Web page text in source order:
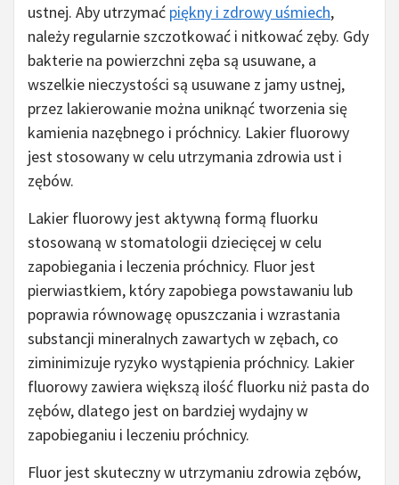
ustnej. Aby utrzymać piękny i zdrowy uśmiech,
należy regularnie szczotkować i nitkować zęby. Gdy
bakterie na powierzchni zęba są usuwane, a
wszelkie nieczystości są usuwane z jamy ustnej,
przez lakierowanie można uniknąć tworzenia się
kamienia nazębnego i próchnicy. Lakier fluorowy
jest stosowany w celu utrzymania zdrowia ust i
zębów.
Lakier fluorowy jest aktywną formą fluorku
stosowaną w stomatologii dziecięcej w celu
zapobiegania i leczenia próchnicy. Fluor jest
pierwiastkiem, który zapobiega powstawaniu lub
poprawia równowagę opuszczania i wzrastania
substancji mineralnych zawartych w zębach, co
ziminimizuje ryzyko wystąpienia próchnicy. Lakier
fluorowy zawiera większą ilość fluorku niż pasta do
zębów, dlatego jest on bardziej wydajny w
zapobieganiu i leczeniu próchnicy.
Fluor jest skuteczny w utrzymaniu zdrowia zębów,